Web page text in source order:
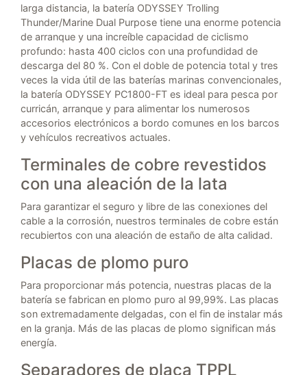
larga distancia, la batería ODYSSEY Trolling
Thunder/Marine Dual Purpose tiene una enorme potencia
de arranque y una increíble capacidad de ciclismo
profundo: hasta 400 ciclos con una profundidad de
descarga del 80 %. Con el doble de potencia total y tres
veces la vida útil de las baterías marinas convencionales,
la batería ODYSSEY PC1800-FT es ideal para pesca por
curricán, arranque y para alimentar los numerosos
accesorios electrónicos a bordo comunes en los barcos
y vehículos recreativos actuales.
Terminales de cobre revestidos
con una aleación de la lata
Para garantizar el seguro y libre de las conexiones del
cable a la corrosión, nuestros terminales de cobre están
recubiertos con una aleación de estaño de alta calidad.
Placas de plomo puro
Para proporcionar más potencia, nuestras placas de la
batería se fabrican en plomo puro al 99,99%. Las placas
son extremadamente delgadas, con el fin de instalar más
en la granja. Más de las placas de plomo significan más
energía.
Separadores de placa TPPL